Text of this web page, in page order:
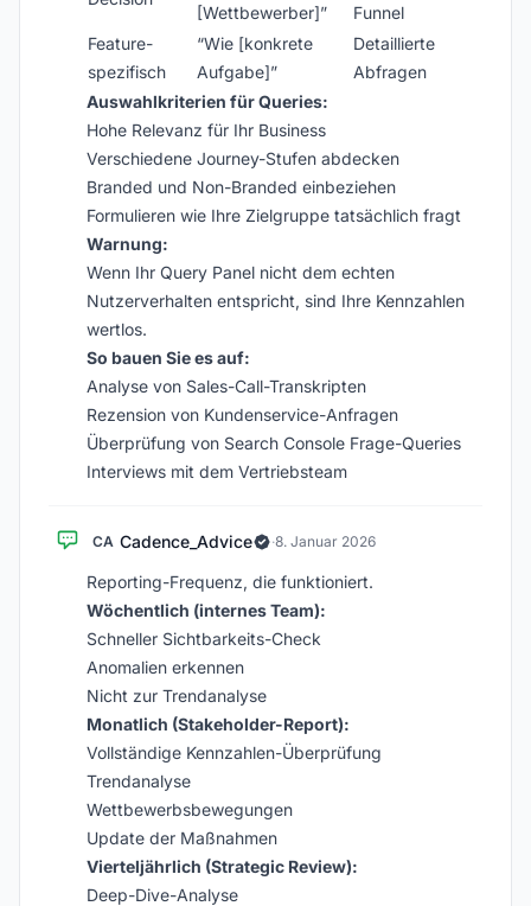
[Wettbewerber]”
Funnel
Feature-
spezifisch
“Wie [konkrete
Aufgabe]”
Detaillierte
Abfragen
Auswahlkriterien für Queries:
Hohe Relevanz für Ihr Business
Verschiedene Journey-Stufen abdecken
Branded und Non-Branded einbeziehen
Formulieren wie Ihre Zielgruppe tatsächlich fragt
Warnung:
Wenn Ihr Query Panel nicht dem echten
Nutzerverhalten entspricht, sind Ihre Kennzahlen
wertlos.
So bauen Sie es auf:
Analyse von Sales-Call-Transkripten
Rezension von Kundenservice-Anfragen
Überprüfung von Search Console Frage-Queries
Interviews mit dem Vertriebsteam
CA Cadence_Advice ·8. Januar 2026
Reporting-Frequenz, die funktioniert.
Wöchentlich (internes Team):
Schneller Sichtbarkeits-Check
Anomalien erkennen
Nicht zur Trendanalyse
Monatlich (Stakeholder-Report):
Vollständige Kennzahlen-Überprüfung
Trendanalyse
Wettbewerbsbewegungen
Update der Maßnahmen
Vierteljährlich (Strategic Review):
Deep-Dive-Analyse